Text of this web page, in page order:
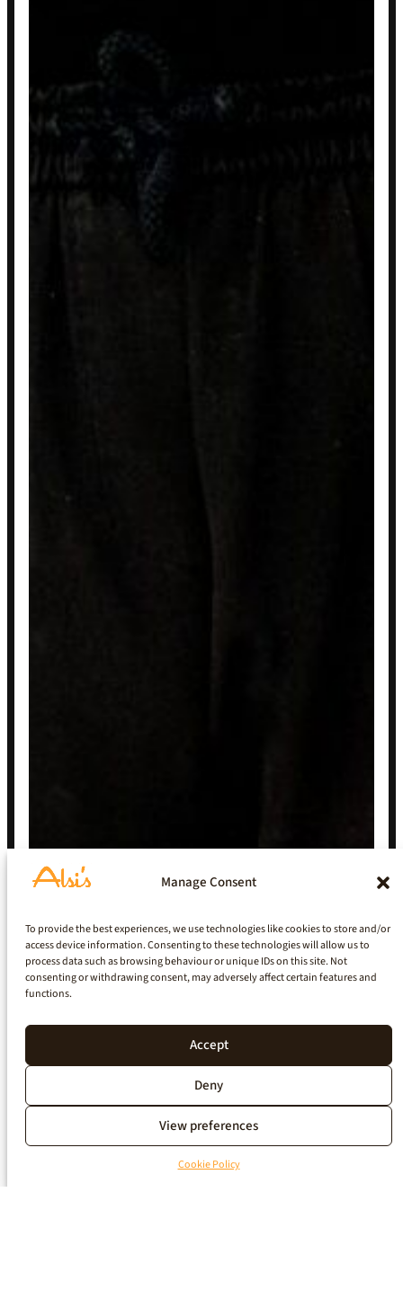
Manage Consent
To provide the best experiences, we use technologies like cookies to store and/or
access device information. Consenting to these technologies will allow us to
process data such as browsing behaviour or unique IDs on this site. Not
consenting or withdrawing consent, may adversely affect certain features and
functions.
Accept
Deny
View preferences
Cookie Policy